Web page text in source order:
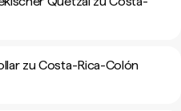
zu Costa-Rica-Colón